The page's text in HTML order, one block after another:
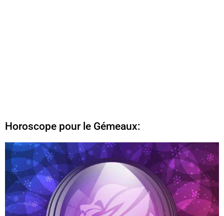
Horoscope pour le Gémeaux: